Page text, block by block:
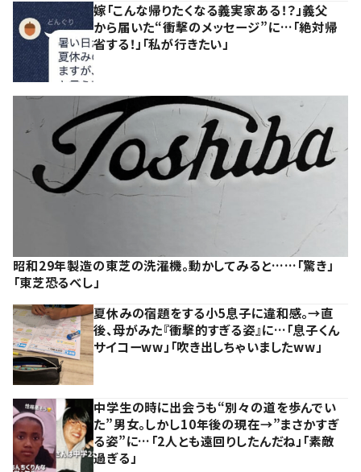
嫁「こんな帰りたくなる義実家ある！？」義父
から届いた“衝撃のメッセージ”に…「絶対帰
省する！」「私が行きたい」
昭和29年製造の東芝の洗濯機。動かしてみると……「驚き」
「東芝恐るべし」
夏休みの宿題をする小5息子に違和感。→直
後、母がみた『衝撃的すぎる姿』に…「息子くん
サイコーww」「吹き出しちゃいましたww」
中学生の時に出会うも“別々の道を歩んでい
た”男女。しかし10年後の現在→”まさかすぎ
る姿”に…「2人とも遠回りしたんだね」「素敵
過ぎる」